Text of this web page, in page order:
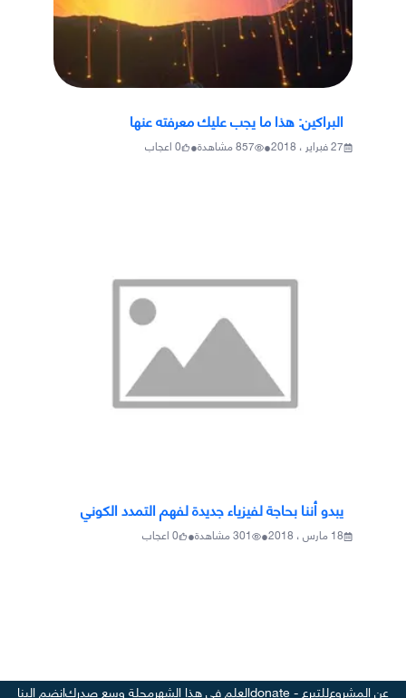
البراكين: هذا ما يجب عليك معرفته عنها
27 فبراير ، 2018 •
857مشاهدة•
0اعجاب
يبدو أننا بحاجة لفيزياء جديدة لفهم التمدد الكوني
18 مارس ، 2018 •
301مشاهدة•
0اعجاب
عن المشروعللتبرع - donate العلم في هذا الشهرمجلة وسع صدركانضم إلينا